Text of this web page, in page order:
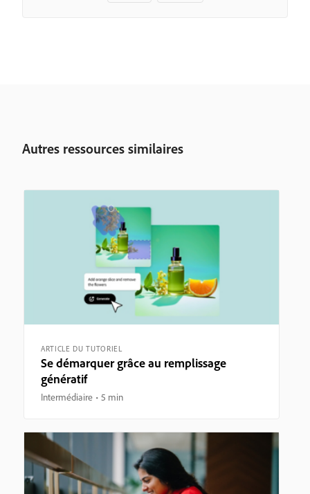
Autres ressources similaires
ARTICLE DU TUTORIEL
Se démarquer grâce au remplissage
génératif
Intermédiaire 5 min